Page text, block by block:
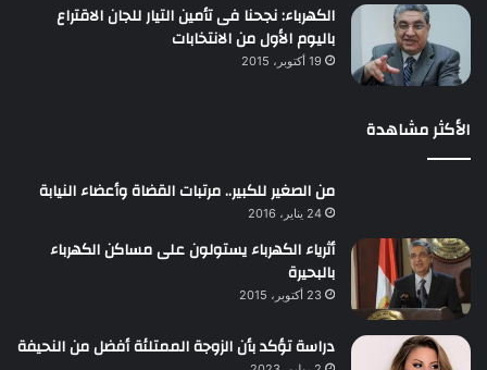
الكهرباء: نجحنا فى تأمين التيار للجان الاقتراع
باليوم الأول من الانتخابات
19 أكتوبر، 2015
الأكثر مشاهدة
من الصغير للكبير.. مرتبات القضاة وأعضاء النيابة
24 يناير، 2016
أثرياء الكهرباء يستولون على مساكن الكهرباء
بالبحيرة
23 أكتوبر، 2015
دراسة تؤكد بأن الزوجة الممتلئة أفضل من النحيفة